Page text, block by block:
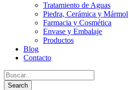
Tratamiento de Aguas
Piedra, Cerámica y Mármol
Farmacia y Cosmética
Envase y Embalaje
Productos
Blog
Contacto